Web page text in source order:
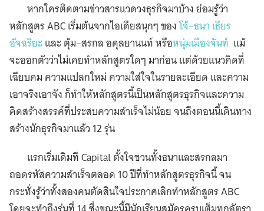
หากใครติดตามข่าวสารแวดวงธุรกิจมาบ้าง ย่อมรู้ว่า
หลักสูตร ABC เริ่มต้นจากไอเดียสนุกๆ ของโจ้–ธนา เธียร
อัจฉริยะและ ตุ้ม–สรกล อดุลยานนท์ หรือหนุ่มเมืองจันท์ แม้
จะออกตัวว่าไม่เคยทำหลักสูตรใดๆ มาก่อน แต่ด้วยแนวคิดที่
เฉียบคม ความแปลกใหม่ ความใส่ใจในรายละเอียด และความ
เอาจริงเอาจัง ก็ทำให้หลักสูตรนี้เป็นหลักสูตรธุรกิจและความ
คิดสร้างสรรค์ที่ประสบความสำเร็จไม่น้อย จนถึงตอนนี้เดินทาง
สร้างนักธุรกิจมาแล้ว 12 รุ่น
แรกเริ่มเดิมที Capital ตั้งใจชวนทั้งธนาและสรกลมา
ถอดรหัสความสำเร็จตลอด 10 ปีที่ทำหลักสูตรธุรกิจนี้ จน
กระทั่งรู้ว่าทั้งสองคนตัดสินใจประกาศเลิกทำหลักสูตร ABC